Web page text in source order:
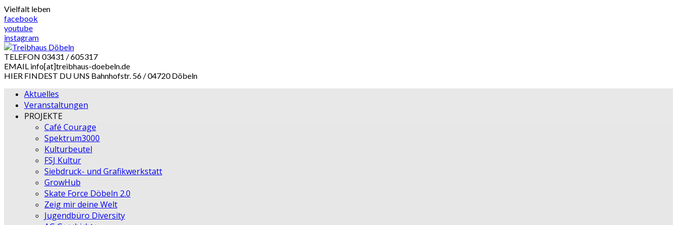
Skip
to
content
Vielfalt leben
facebook
youtube
instagram
TELEFON 03431 / 605317
EMAIL info[at]treibhaus-doebeln.de
HIER FINDEST DU UNS Bahnhofstr. 56 / 04720 Döbeln
Aktuelles
Veranstaltungen
PROJEKTE
Café Courage
Spektrum3000
Kulturbeutel
FSJ Kultur
Siebdruck- und Grafikwerkstatt
GrowHub
Skate Force Döbeln 2.0
Zeig mir deine Welt
Jugendbüro Diversity